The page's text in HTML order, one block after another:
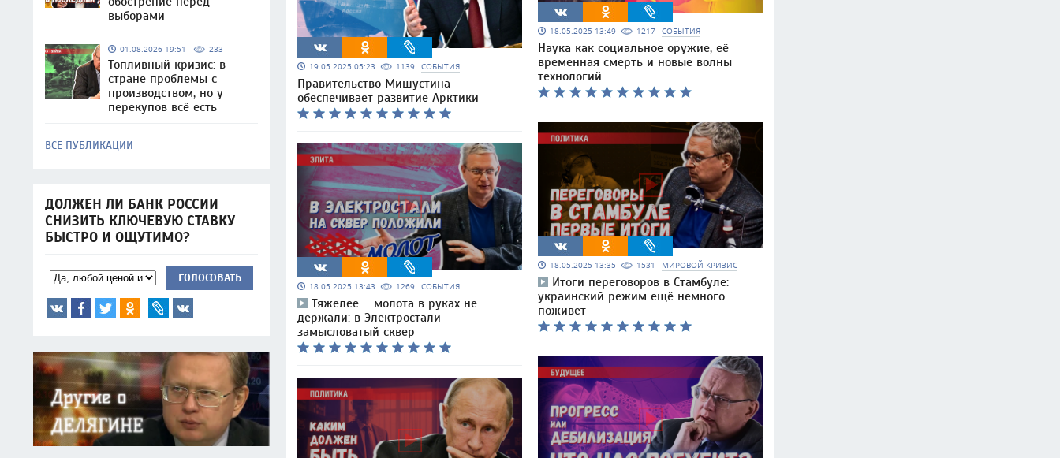
выборами
01.08.2026 19:51 233
Топливный кризис: в
стране проблемы с
производством, но у
перекупов всё есть
ВСЕ ПУБЛИКАЦИИ
ДОЛЖЕН ЛИ БАНК РОССИИ
СНИЗИТЬ КЛЮЧЕВУЮ СТАВКУ
БЫСТРО И ОЩУТИМО?
ГОЛОСОВАТЬ
19.05.2025 05:23 1139 СОБЫТИЯ
Правительство Мишустина
обеспечивает развитие Арктики
18.05.2025 13:43 1269 СОБЫТИЯ
Тяжелее ... молота в руках не
держали: в Электростали
замысловатый сквер
18.05.2025 13:49 1217 СОБЫТИЯ
Наука как социальное оружие, её
временная смерть и новые волны
технологий
18.05.2025 13:35 1531 МИРОВОЙ КРИЗИС
Итоги переговоров в Стамбуле:
украинский режим ещё немного
поживёт